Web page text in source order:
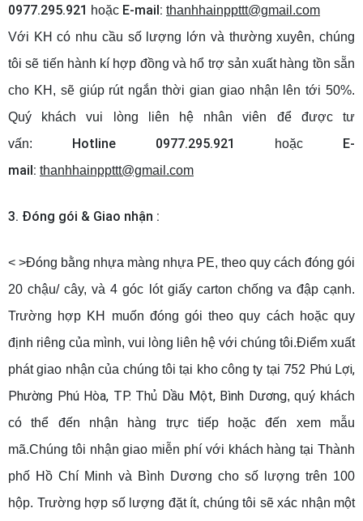
0977.295.921 hoặc E-mail: thanhhainppttt@gmail.com
Với KH có nhu cầu số lượng lớn và thường xuyên, chúng
tôi sẽ tiến hành kí hợp đồng và hổ trợ sản xuất hàng tồn sẵn
cho KH, sẽ giúp rút ngắn thời gian giao nhận lên tới 50%.
Quý khách vui lòng liên hệ nhân viên để được tư
vấn: Hotline 0977.295.921 hoặc E-
mail: thanhhainppttt@gmail.com
3. Đóng gói & Giao nhận :
< >Đóng bằng nhựa màng nhựa PE, theo quy cách đóng gói
20 chậu/ cây, và 4 góc lót giấy carton chống va đập cạnh.
Trường hợp KH muốn đóng gói theo quy cách hoặc quy
định riêng của mình, vui lòng liên hệ với chúng tôi.Điểm xuất
phát giao nhận của chúng tôi tại kho công ty tại 752 Phú Lợi,
Phường Phú Hòa, TP. Thủ Dầu Một, Bình Dương, quý khách
có thể đến nhận hàng trực tiếp hoặc đến xem mẫu
mã.Chúng tôi nhận giao miễn phí với khách hàng tại Thành
phố Hồ Chí Minh và Bình Dương cho số lượng trên 100
hộp. Trường hợp số lượng đặt ít, chúng tôi sẽ xác nhận một